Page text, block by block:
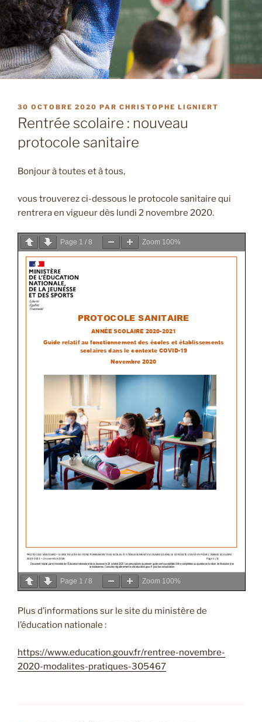
PUBLIÉ
LE
30 OCTOBRE 2020 PAR CHRISTOPHE LIGNIERT
Rentrée scolaire : nouveau
protocole sanitaire
Bonjour à toutes et à tous,
vous trouverez ci-dessous le protocole sanitaire qui
rentrera en vigueur dès lundi 2 novembre 2020.
Page 1 / 8 Zoom 100%
Page 1 / 8 Zoom 100%
Plus d’informations sur le site du ministère de
l’éducation nationale :
https://www.education.gouv.fr/rentree-novembre-
2020-modalites-pratiques-305467